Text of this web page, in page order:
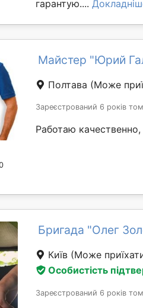
гарантую....
Майстер "Юрий
Полтава (Може
Зареєстрований 6 років
Работаю качественно,
Бригада "Олег
Київ (Може
Особистість
Зареєстрований 6 років